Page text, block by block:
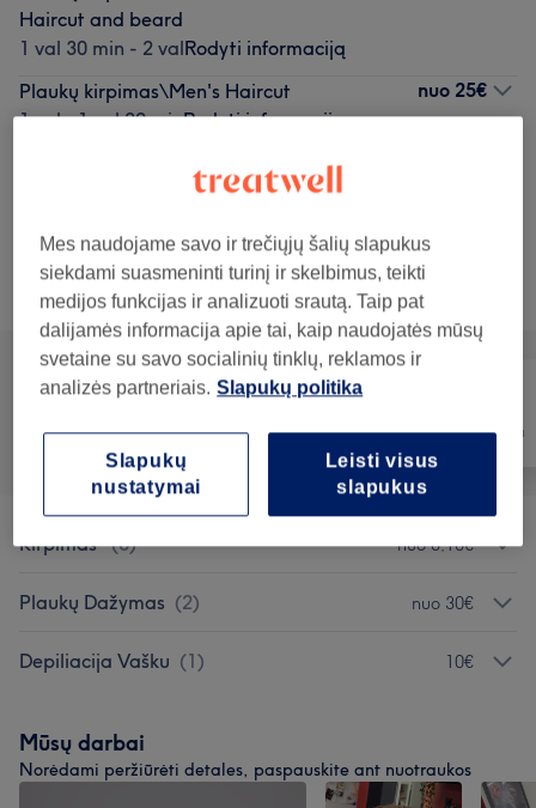
Haircut and beard
1 val 30 min - 2 valRodyti informaciją
Plaukų kirpimas\Men's Haircut
1 val - 1 val 20 minRodyti informaciją
nuo 25€
Karališkas barzdos skutimas / Beard
Teikiamos paslaugos
Visos paslaugos Plaukai Depiliacija
Kirpimas (8) nuo 0,10€
Plaukų Dažymas (2) nuo 30€
Depiliacija Vašku (1) 10€
Mūsų darbai
Norėdami peržiūrėti detales, paspauskite ant nuotraukos
Mes naudojame savo ir trečiųjų šalių slapukus
siekdami suasmeninti turinį ir skelbimus, teikti
medijos funkcijas ir analizuoti srautą. Taip pat
dalijamės informacija apie tai, kaip naudojatės mūsų
svetaine su savo socialinių tinklų, reklamos ir
analizės partneriais. Slapukų politika
Leisti visus
slapukus
Slapukų
nustatymai